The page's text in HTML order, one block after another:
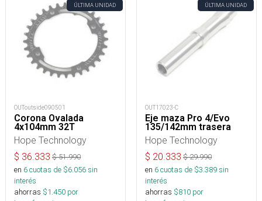
ÚLTIMA UNIDAD
OUToutside090501
Corona Ovalada
4x104mm 32T
Hope Technology
$ 36.333 $51.990
en 6cuotas de $6.056sin
interés
ahorras $1.450 por
ÚLTIMA UNIDAD
OUT17023-C
Eje maza Pro 4/Evo
135/142mm trasera
Hope Technology
$ 20.333 $29.990
en 6cuotas de $3.389sin
interés
ahorras $810 por